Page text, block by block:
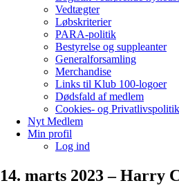
Vedtægter
Løbskriterier
PARA-politik
Bestyrelse og suppleanter
Generalforsamling
Merchandise
Links til Klub 100-logoer
Dødsfald af medlem
Cookies- og Privatlivspolitik
Nyt Medlem
Min profil
Log ind
14. marts 2023 – Harry